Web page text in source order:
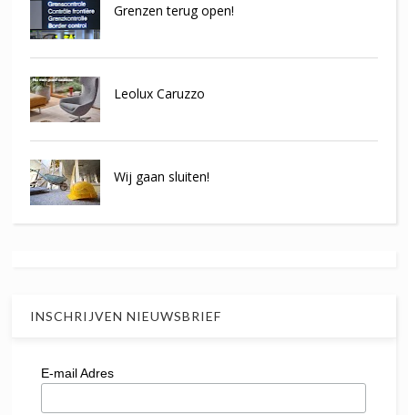
Grenzen terug open!
Leolux Caruzzo
Wij gaan sluiten!
INSCHRIJVEN NIEUWSBRIEF
E-mail Adres